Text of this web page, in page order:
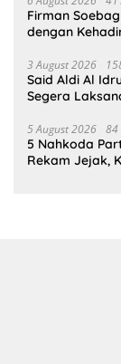
Firman
dengan
3 August 2026
Said Aldi Al
Segera
5 August 2026 84
5 Nahkoda
Rekam Jejak,